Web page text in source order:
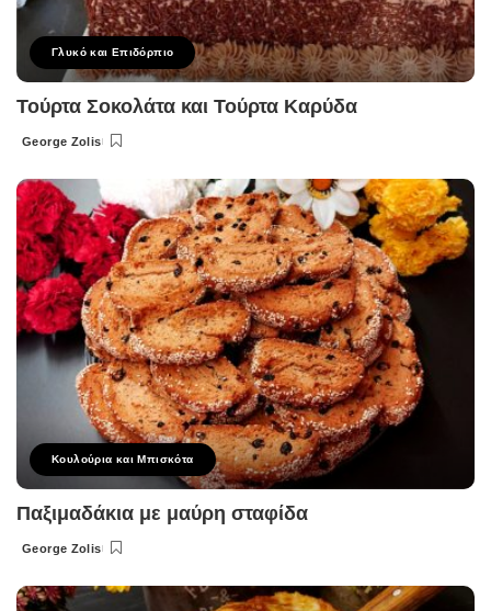
Γλυκό και Επιδόρπιο
Τούρτα Σοκολάτα και Τούρτα Καρύδα
Posted
George Zolis
Κουλούρια και Μπισκότα
Παξιμαδάκια με μαύρη σταφίδα
Posted
George Zolis